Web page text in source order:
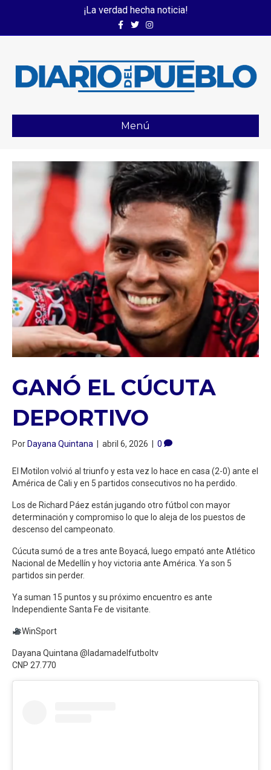
¡La verdad hecha noticia!
FacebookTwitterInstagram
Menú
GANÓ EL CÚCUTA
DEPORTIVO
Por Dayana Quintana abril 6, 2026 0
El Motilon volvió al triunfo y esta vez lo hace en casa (2-0) ante el
América de Cali y en 5 partidos consecutivos no ha perdido.
Los de Richard Páez están jugando otro fútbol con mayor
determinación y compromiso lo que lo aleja de los puestos de
descenso del campeonato.
Cúcuta sumó de a tres ante Boyacá, luego empató ante Atlético
Nacional de Medellín y hoy victoria ante América. Ya son 5
partidos sin perder.
Ya suman 15 puntos y su próximo encuentro es ante
Independiente Santa Fe de visitante.
WinSport
Dayana Quintana @ladamadelfutboltv
CNP 27.770